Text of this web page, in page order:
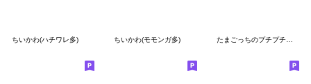
ちいかわ(ハチワレ多) ちいかわ(モモンガ多) たまごっちのプチプチおみせっち